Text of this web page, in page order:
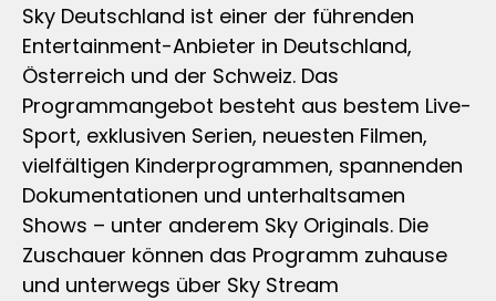
Sky Deutschland ist einer der führenden
Entertainment-Anbieter in Deutschland,
Österreich und der Schweiz. Das
Programmangebot besteht aus bestem Live-
Sport, exklusiven Serien, neuesten Filmen,
vielfältigen Kinderprogrammen, spannenden
Dokumentationen und unterhaltsamen
Shows – unter anderem Sky Originals. Die
Zuschauer können das Programm zuhause
und unterwegs über Sky Stream